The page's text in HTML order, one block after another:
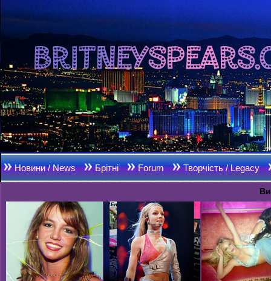
Новини / News Брітні Forum Творчість / Legacy